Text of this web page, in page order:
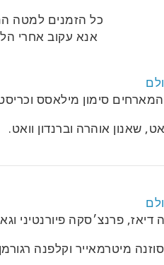
כל הזמנים למטה
אנא עקוב אחרי
סימון מילאסס
שאנון אוהרה וברנדון וואט.
פרנצ׳סקה פיורנטיני
מיטרמאייר וקלפנה רגורמן